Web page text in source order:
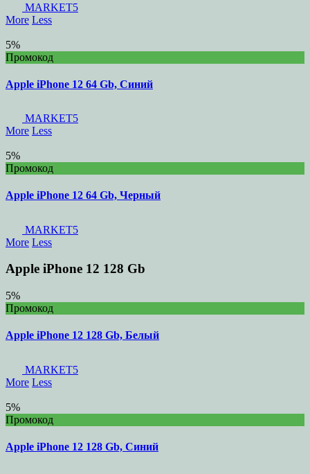
MARKET5
More Less
5%
Промокод
Apple iPhone 12 64 Gb, Синий
MARKET5
More Less
5%
Промокод
Apple iPhone 12 64 Gb, Черный
MARKET5
More Less
Apple iPhone 12 128 Gb
5%
Промокод
Apple iPhone 12 128 Gb, Белый
MARKET5
More Less
5%
Промокод
Apple iPhone 12 128 Gb, Синий